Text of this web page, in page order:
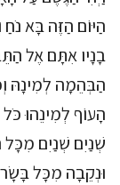
הַיּוֹם הַזֶּה בָּא
בָנָיו אִתָּם אֶל
הַבְּהֵמָה לְמִינָהּ
הָעוֹף לְמִינֵהוּ
שְׁנַיִם שְׁנַיִם מִכָּל
וּנְקֵבָה מִכָּל בָּשָׂר